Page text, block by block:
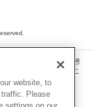
・音声等を、手段や形態
、ファイル化などするこ
があります。
website, to
Please